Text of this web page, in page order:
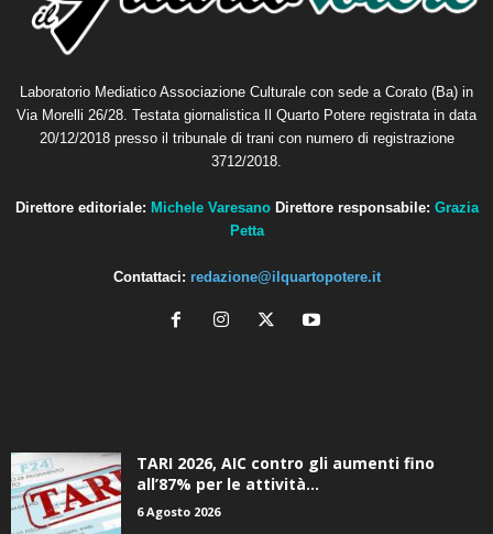
Laboratorio Mediatico Associazione Culturale con sede a Corato (Ba) in
Via Morelli 26/28. Testata giornalistica Il Quarto Potere registrata in data
20/12/2018 presso il tribunale di trani con numero di registrazione
3712/2018.
Direttore editoriale: Michele Varesano Direttore responsabile: Grazia
Petta
Contattaci: redazione@ilquartopotere.it
TARI 2026, AIC contro gli aumenti fino
all’87% per le attività...
6 Agosto 2026